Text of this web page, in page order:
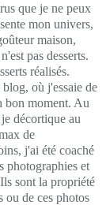
que je ne peux
mon univers,
maison,
pas desserts.
réalisés.
où j'essaie de
bon moment. Au
décortique au
de
j'ai été coaché
photographies et
sont la propriété
ou de ces photos